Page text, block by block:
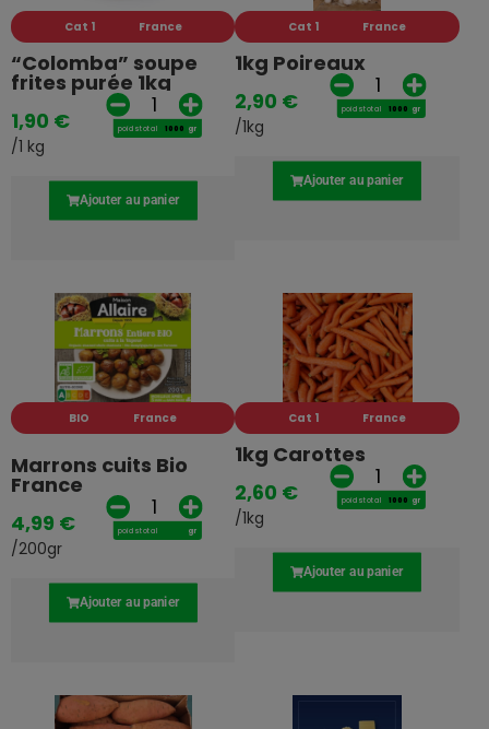
Cat 1 France
“Colomba” soupe
frites purée 1kg
1,90 €
/1 kg
poids total gr
Ajouter au panier
Cat 1 France
1kg Poireaux
2,90 €
/1kg
poids total gr
Ajouter au panier
BIO France
Marrons cuits Bio
France
4,99 €
/200gr
poids total gr
Ajouter au panier
Cat 1 France
1kg Carottes
2,60 €
/1kg
poids total gr
Ajouter au panier